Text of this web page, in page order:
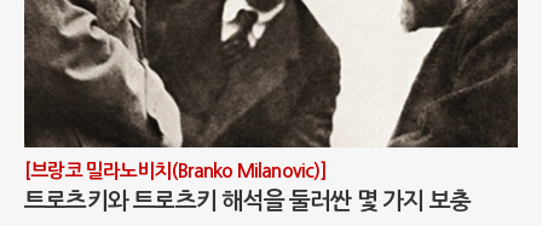
[브랑코 밀라노비치(Branko Milanovic)]
트로츠키와 트로츠키 해석을 둘러싼 몇 가지 보충